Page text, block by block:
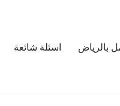
بالرياض اسئلة شائعة